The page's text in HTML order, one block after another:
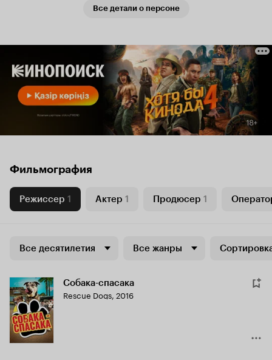
Все детали о персоне
Фильмография
Режиссер 1 Актер 1 Продюсер 1
Все десятилетия Все жанры
Собака-спасака
Rescue Dogs, 2016